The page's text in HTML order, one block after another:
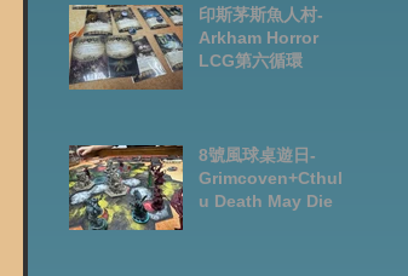
印斯茅斯魚人村-
Arkham Horror
LCG第六循環
8號風球桌遊日-
Grimcoven+Cthulh
u Death May Die